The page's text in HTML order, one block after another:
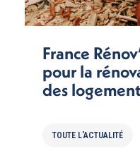
France
pour la
des
TOUTE L'ACTUALITÉ